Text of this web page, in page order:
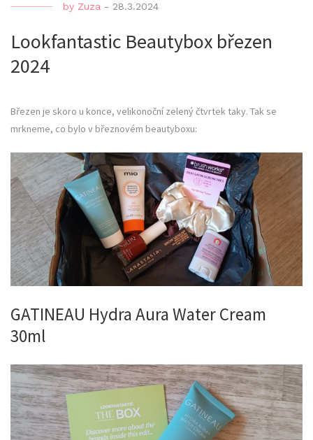
by Zuza - 28.3.2024
Lookfantastic Beautybox březen
2024
Březen je skoro u konce, velikonoční zelený čtvrtek taky. Tak se
mrkneme, co bylo v březnovém beautyboxu:
GATINEAU Hydra Aura Water Cream
30ml